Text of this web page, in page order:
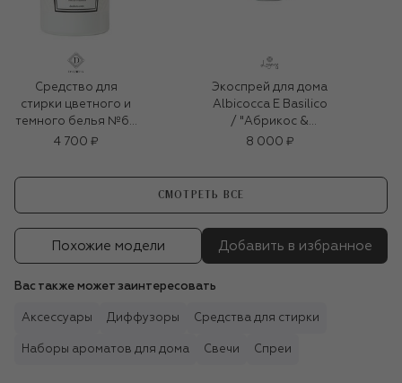
Средство для
стирки цветного и
темного белья №64
(1000ml)
4 700 ₽
Экоспрей для дома
Albicocca E Basilico
/ "Абрикос &
Базилик" (100ml)
8 000 ₽
СМОТРЕТЬ ВСЕ
Похожие модели Добавить в избранное
Вас также может заинтересовать
Аксессуары Диффузоры Средства для стирки
Наборы ароматов для дома Свечи Спреи